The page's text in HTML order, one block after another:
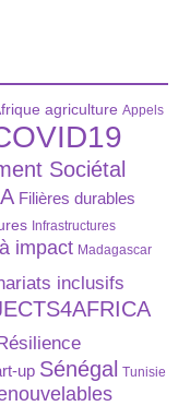
agriculture Appels
Sociétal
Filières durables
Infrastructures
impact Madagascar
inclusifs
up Sénégal Tunisie